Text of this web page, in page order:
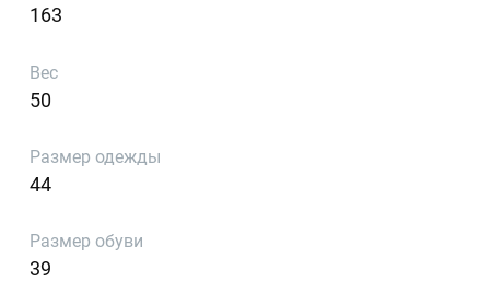
163
Вес
50
Размер одежды
44
Размер обуви
39